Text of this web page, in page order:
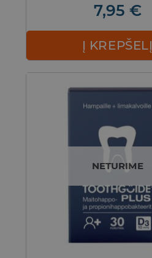
7,95 €
Į KREPŠELĮ
NETURIME